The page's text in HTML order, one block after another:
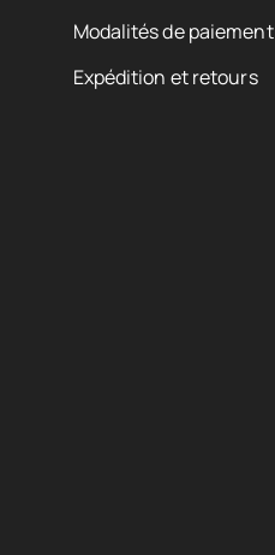
Modalités de paiement
Expédition et retours